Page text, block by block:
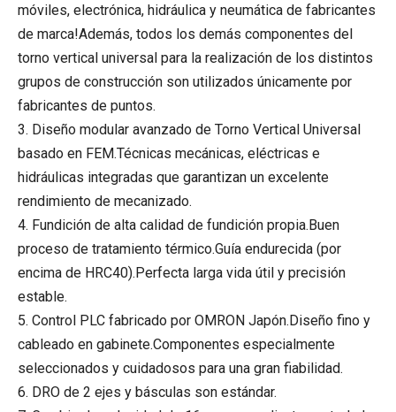
móviles, electrónica, hidráulica y neumática de fabricantes
de marca!Además, todos los demás componentes del
torno vertical universal para la realización de los distintos
grupos de construcción son utilizados únicamente por
fabricantes de puntos.
3. Diseño modular avanzado de Torno Vertical Universal
basado en FEM.Técnicas mecánicas, eléctricas e
hidráulicas integradas que garantizan un excelente
rendimiento de mecanizado.
4. Fundición de alta calidad de fundición propia.Buen
proceso de tratamiento térmico.Guía endurecida (por
encima de HRC40).Perfecta larga vida útil y precisión
estable.
5. Control PLC fabricado por OMRON Japón.Diseño fino y
cableado en gabinete.Componentes especialmente
seleccionados y cuidadosos para una gran fiabilidad.
6. DRO de 2 ejes y básculas son estándar.